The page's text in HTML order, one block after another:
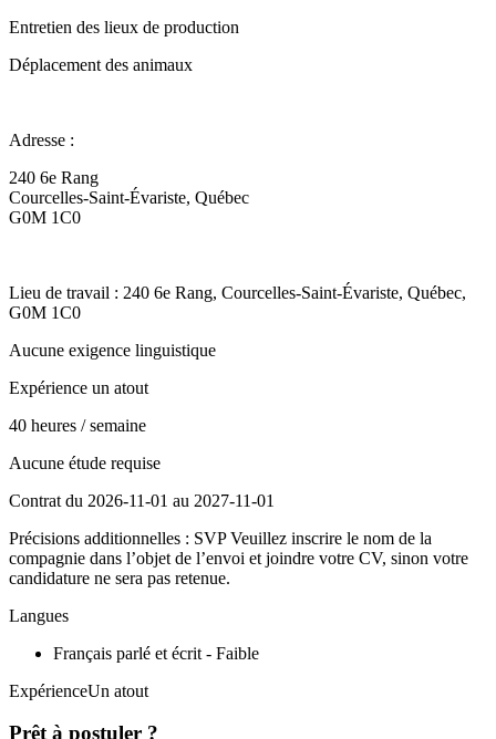
Entretien des lieux de production
Déplacement des animaux
Adresse :
240 6e Rang
Courcelles-Saint-Évariste, Québec
G0M 1C0
Lieu de travail : 240 6e Rang, Courcelles-Saint-Évariste, Québec,
G0M 1C0
Aucune exigence linguistique
Expérience un atout
40 heures / semaine
Aucune étude requise
Contrat du 2026-11-01 au 2027-11-01
Précisions additionnelles : SVP Veuillez inscrire le nom de la
compagnie dans l’objet de l’envoi et joindre votre CV, sinon votre
candidature ne sera pas retenue.
Langues
Français parlé et écrit - Faible
ExpérienceUn atout
Prêt à postuler ?